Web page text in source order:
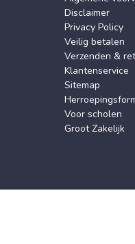
Disclaimer
Privacy Policy
Veilig betalen
Verzenden &
Klantenservice
Sitemap
Voor scholen
Groot Zakelijk